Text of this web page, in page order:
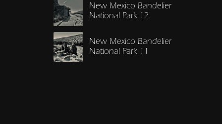
New Mexico Bandelier
National Park 12
New Mexico Bandelier
National Park 11